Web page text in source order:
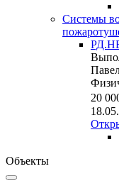
Системы
20
Объекты